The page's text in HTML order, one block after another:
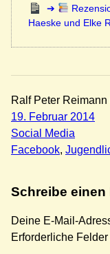
Haeske und Elke
Ralf Peter Reimann
19. Februar 2014
Social Media
Facebook,
Schreibe einen
Deine E-Mail-
Erforderliche